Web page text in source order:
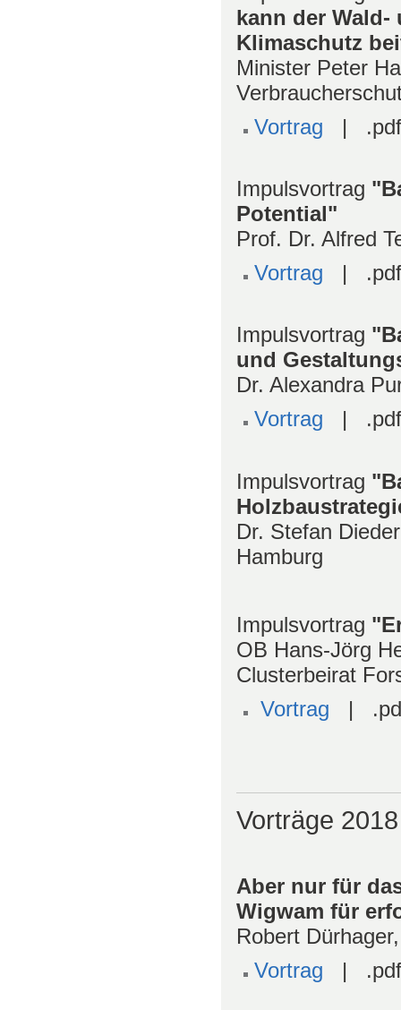
kann der Wald-
Klimaschutz
Minister Peter
Vortrag |
Impulsvortrag
Potential"
Prof. Dr. Alfred
Vortrag |
Impulsvortrag
und
Dr. Alexandra
Vortrag |
Impulsvortrag
Dr. Stefan
Hamburg
Impulsvortrag
OB Hans-Jörg
Clusterbeirat
Vortrag |
Vorträge 2018
Aber nur für
Wigwam für
Robert
Vortrag |